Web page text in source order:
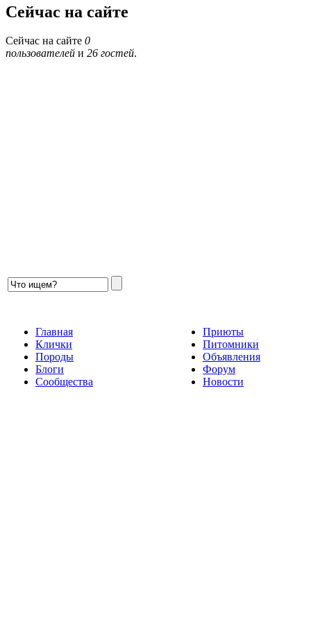
Сейчас на сайте
Сейчас на сайте 0
пользователей и 26 гостей.
Главная
Клички
Породы
Блоги
Сообщества
Приюты
Питомники
Объявления
Форум
Новости